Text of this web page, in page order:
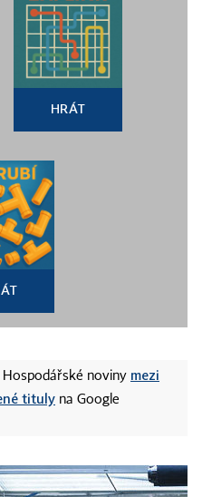
HRÁT
Hospodářské noviny mezi
tituly na Google